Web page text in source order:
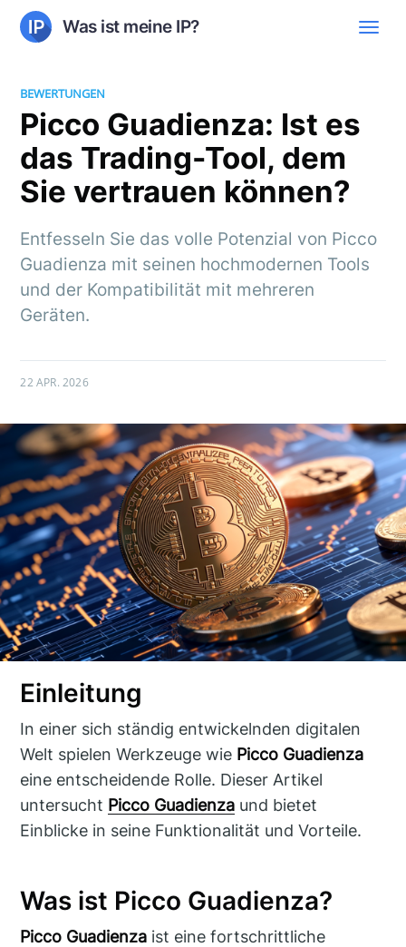
Was ist meine IP?
BEWERTUNGEN
Picco Guadienza: Ist es
das Trading-Tool, dem
Sie vertrauen können?
Entfesseln Sie das volle Potenzial von Picco
Guadienza mit seinen hochmodernen Tools
und der Kompatibilität mit mehreren
Geräten.
22 APR. 2026
Einleitung
In einer sich ständig entwickelnden digitalen
Welt spielen Werkzeuge wie Picco Guadienza
eine entscheidende Rolle. Dieser Artikel
untersucht Picco Guadienza und bietet
Einblicke in seine Funktionalität und Vorteile.
Was ist Picco Guadienza?
Picco Guadienza ist eine fortschrittliche